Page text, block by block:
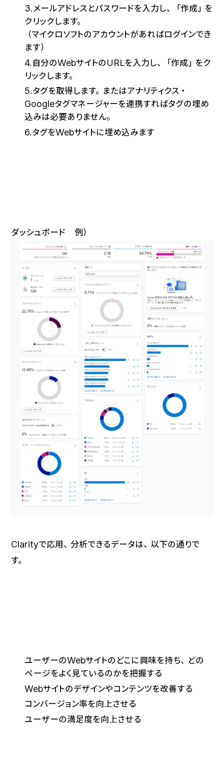
3.メールアドレスとパスワードを入力し、「作成」を
クリックします。
（マイクロソフトのアカウントがあればログインでき
ます）
4.自分のWebサイトのURLを入力し、「作成」をク
リックします。
5.タグを取得します。またはアナリティクス・
Googleタグマネージャーを連携すればタグの埋め
込みは必要ありません。
6.タグをWebサイトに埋め込みます
ダッシュボード 例）
Clarityで応用、分析できるデータは、以下の通りで
す。
ユーザーのWebサイトのどこに興味を持ち、どの
ページをよく見ているのかを把握する
Webサイトのデザインやコンテンツを改善する
コンバージョン率を向上させる
ユーザーの満足度を向上させる